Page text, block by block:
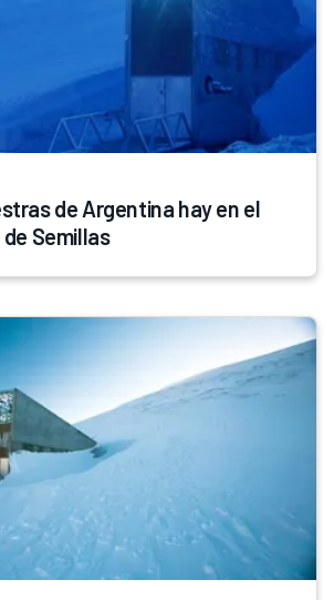
de Argentina hay en el
Semillas